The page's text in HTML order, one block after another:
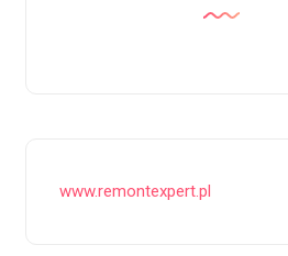
www.remontexpert.pl